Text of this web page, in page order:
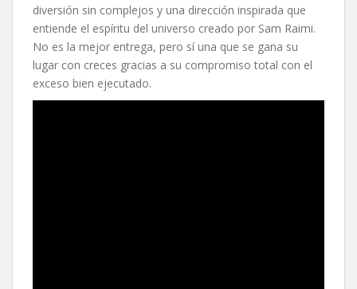
diversión sin complejos y una dirección inspirada que
entiende el espíritu del universo creado por Sam Raimi.
No es la mejor entrega, pero sí una que se gana su
lugar con creces gracias a su compromiso total con el
exceso bien ejecutado.